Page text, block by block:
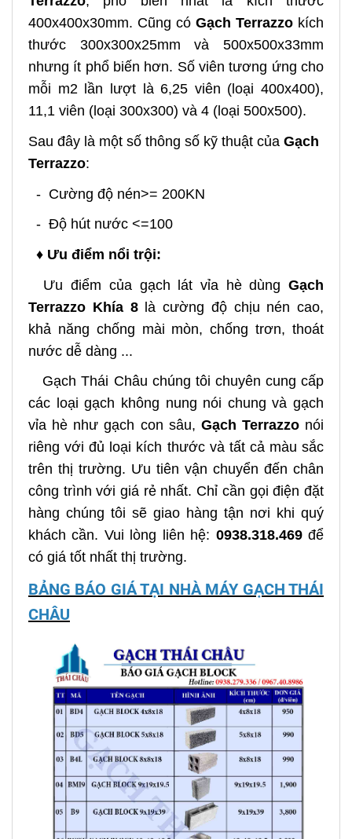
400x400x30mm. Cũng có Gạch Terrazzo kích
thước 300x300x25mm và 500x500x33mm
nhưng ít phổ biến hơn. Số viên tương ứng cho
mỗi m2 lần lượt là 6,25 viên (loại 400x400),
11,1 viên (loại 300x300) và 4 (loại 500x500).
Sau đây là một số thông số kỹ thuật của Gạch
Terrazzo:
- Cường độ nén>= 200KN
- Độ hút nước <=100
♦ Ưu điểm nổi trội:
Ưu điểm của gạch lát vỉa hè dùng Gạch
Terrazzo Khía 8là cường độ chịu nén cao,
khả năng chống mài mòn, chống trơn, thoát
nước dễ dàng ...
Gạch Thái Châu chúng tôi chuyên cung cấp
các loại gạch không nung nói chung và gạch
vỉa hè như gạch con sâu, Gạch Terrazzonói
riêng với đủ loại kích thước và tất cả màu sắc
trên thị trường. Ưu tiên vận chuyển đến chân
công trình với giá rẻ nhất. Chỉ cần gọi điện đặt
hàng chúng tôi sẽ giao hàng tận nơi khi quý
khách cần. Vui lòng liên hệ: 0938.318.469để
có giá tốt nhất thị trường.
BẢNG BÁO GIÁ TẠI NHÀ MÁY GẠCH THÁI
CHÂU